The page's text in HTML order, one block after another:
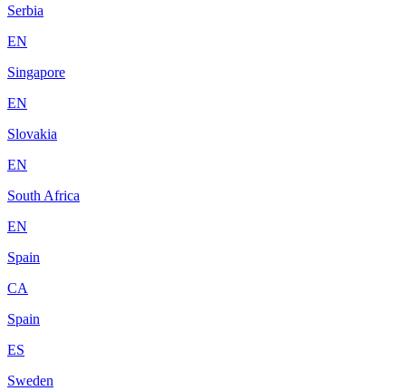
Serbia
EN
Singapore
EN
Slovakia
EN
South Africa
EN
Spain
CA
Spain
ES
Sweden